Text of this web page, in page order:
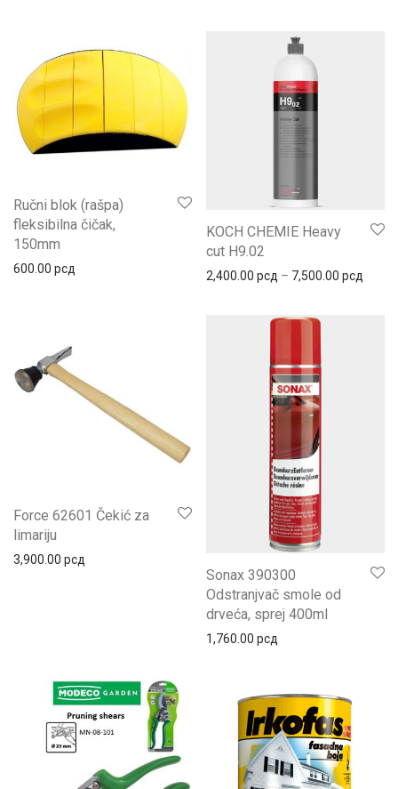
Ručni blok (rašpa)
fleksibilna čičak,
150mm
600.00 рсд
KOCH CHEMIE Heavy
cut H9.02
2,400.00 рсд – 7,500.00 рсд
Force 62601 Čekić za
limariju
3,900.00 рсд
Sonax 390300
Odstranjvač smole od
drveća, sprej 400ml
1,760.00 рсд